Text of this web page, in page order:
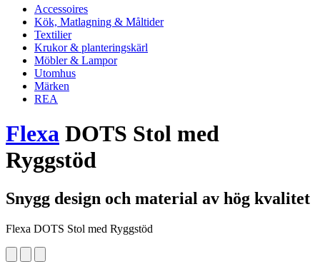
Accessoires
Kök, Matlagning & Måltider
Textilier
Krukor & planteringskärl
Möbler & Lampor
Utomhus
Märken
REA
Flexa DOTS Stol med
Ryggstöd
Snygg design och material av hög kvalitet
Flexa DOTS Stol med Ryggstöd